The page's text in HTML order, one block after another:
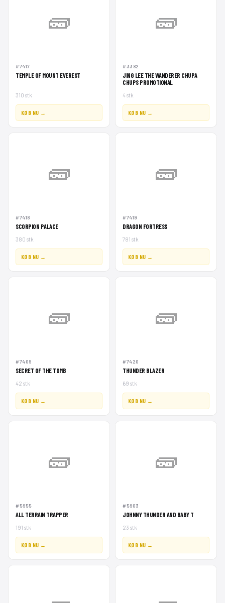
🧱
#7417
TEMPLE OF MOUNT EVEREST
310 stk
KØB NU →
🧱
#3382
JING LEE THE WANDERER CHUPA
CHUPS PROMOTIONAL
4 stk
KØB NU →
🧱
#7418
SCORPION PALACE
380 stk
KØB NU →
🧱
#7419
DRAGON FORTRESS
781 stk
KØB NU →
🧱
#7409
SECRET OF THE TOMB
42 stk
KØB NU →
🧱
#7420
THUNDER BLAZER
69 stk
KØB NU →
🧱
#5955
ALL TERRAIN TRAPPER
191 stk
KØB NU →
🧱
#5903
JOHNNY THUNDER AND BABY T
23 stk
KØB NU →